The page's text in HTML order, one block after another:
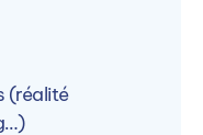
(réalité